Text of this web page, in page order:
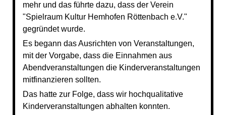
mehr und das führte dazu, dass der Verein
"Spielraum Kultur Hemhofen Röttenbach e.V."
gegründet wurde.
Es begann das Ausrichten von Veranstaltungen,
mit der Vorgabe, dass die Einnahmen aus
Abendveranstaltungen die Kinderveranstaltungen
mitfinanzieren sollten.
Das hatte zur Folge, dass wir hochqualitative
Kinderveranstaltungen abhalten konnten.